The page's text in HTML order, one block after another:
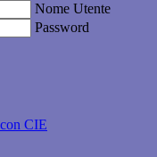
Nome Utente
Password
CIE